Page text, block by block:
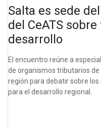
Salta es sede
del CeATS
desarrollo
El encuentro reúne a
de organismos tributarios
región para debatir sobre
para el desarrollo regional.